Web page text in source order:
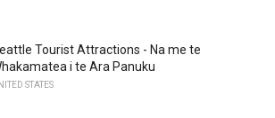
Tourist Attractions - Na me te
i te Ara Panuku
STATES